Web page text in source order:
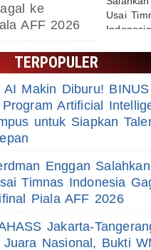
ke
AFF 2026
TERPOPULER
AI Makin Diburu! BINUS
Artificial
untuk Siapkan
Enggan Salahkan
Timnas Indonesia
Piala AFF 2026
Jakarta-
Juara Nasional, Bukti